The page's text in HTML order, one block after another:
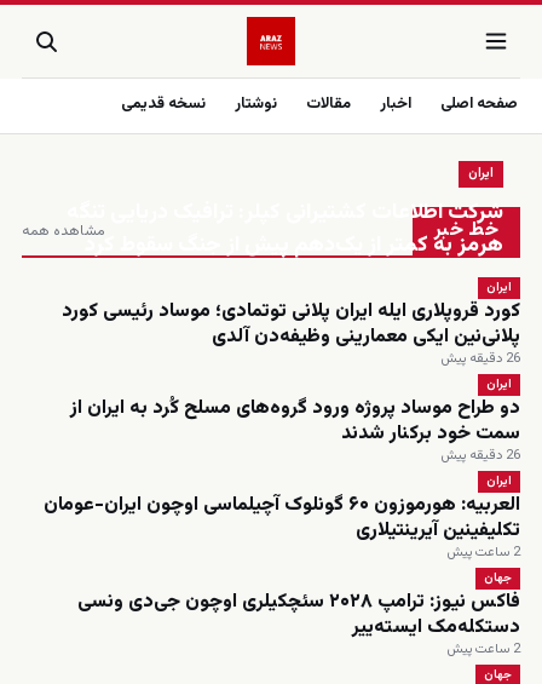
صفحه اصلی اخبار مقالات نوشتار نسخه قدیمی
زنده
خط خبر مشاهده همه
ایران
شرکت اطلاعات کشتیرانی کپلر: ترافیک دریایی تنگه
هرمز به کمتر از یک‌دهم پیش از جنگ سقوط کرد
ایران
کورد قروپلاری ایله ایران پلانی توتمادی؛ موساد رئیسی کورد
پلانی‌نین ایکی معمارینی وظیفه‌دن آلدی
26 دقیقه پیش
ایران
دو طراح موساد پروژه ورود گروه‌های مسلح کُرد به ایران از
سمت خود برکنار شدند
26 دقیقه پیش
ایران
العربیه: هورموزون ۶۰ گونلوک آچیلماسی اوچون ایران-عومان
تکلیفینین آیرینتیلاری
2 ساعت پیش
جهان
فاکس نیوز: ترامپ ۲۰۲۸ سئچکیلری اوچون جی‌دی ونسی
دستکله‌مک ایسته‌ییر
2 ساعت پیش
جهان